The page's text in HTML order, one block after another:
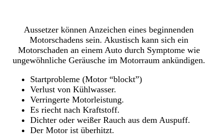
Aussetzer können Anzeichen eines beginnenden
Motorschadens sein. Akustisch kann sich ein
Motorschaden an einem Auto durch Symptome wie
ungewöhnliche Geräusche im Motorraum ankündigen.
Startprobleme (Motor “blockt”)
Verlust von Kühlwasser.
Verringerte Motorleistung.
Es riecht nach Kraftstoff.
Dichter oder weißer Rauch aus dem Auspuff.
Der Motor ist überhitzt.